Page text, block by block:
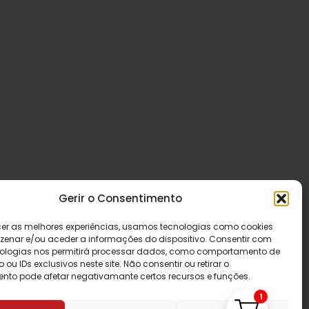
Gerir o Consentimento
as melhores experiências, usamos tecnologias como cookies
e/ou aceder a informações do dispositivo. Consentir com
nos permitirá processar dados, como comportamento de
IDs exclusivos neste site. Não consentir ou retirar o
pode afetar negativamante certos recursos e funções.
1